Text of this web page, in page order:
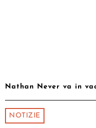
Nathan Never va in
NOTIZIE